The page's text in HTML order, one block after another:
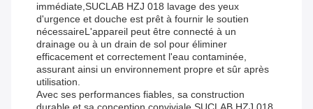
immédiate,SUCLAB HZJ 018 lavage des yeux
d'urgence et douche est prêt à fournir le soutien
nécessaireL'appareil peut être connecté à un
drainage ou à un drain de sol pour éliminer
efficacement et correctement l'eau contaminée,
assurant ainsi un environnement propre et sûr après
utilisation.
Avec ses performances fiables, sa construction